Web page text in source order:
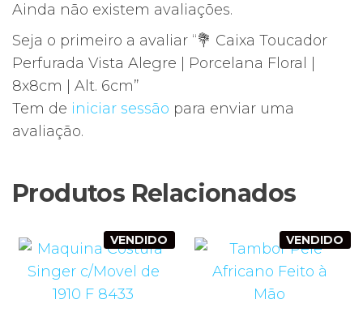
Ainda não existem avaliações.
Seja o primeiro a avaliar “💐 Caixa Toucador
Perfurada Vista Alegre | Porcelana Floral |
8x8cm | Alt. 6cm”
Tem de iniciar sessão para enviar uma
avaliação.
Produtos Relacionados
VENDIDO VENDIDO